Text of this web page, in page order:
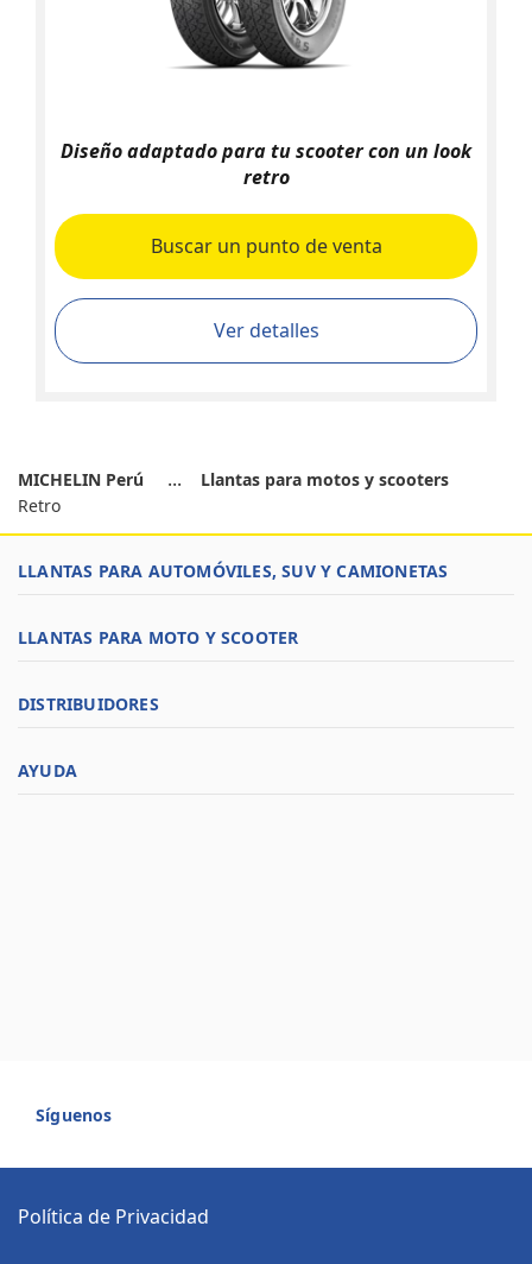
Diseño adaptado para tu scooter con un look
retro
Buscar un punto de venta
Ver detalles
MICHELIN Perú
Llantas para motos y scooters
Retro
LLANTAS PARA AUTOMÓVILES, SUV Y CAMIONETAS
LLANTAS PARA MOTO Y SCOOTER
DISTRIBUIDORES
AYUDA
Síguenos
Política de Privacidad